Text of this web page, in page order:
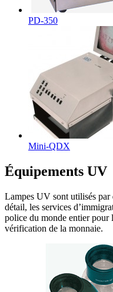
PD-350
Mini-QDX
Équipements UV
Lampes UV sont utilisés par
détail, les services
police du monde entier pour
vérification de la monnaie.